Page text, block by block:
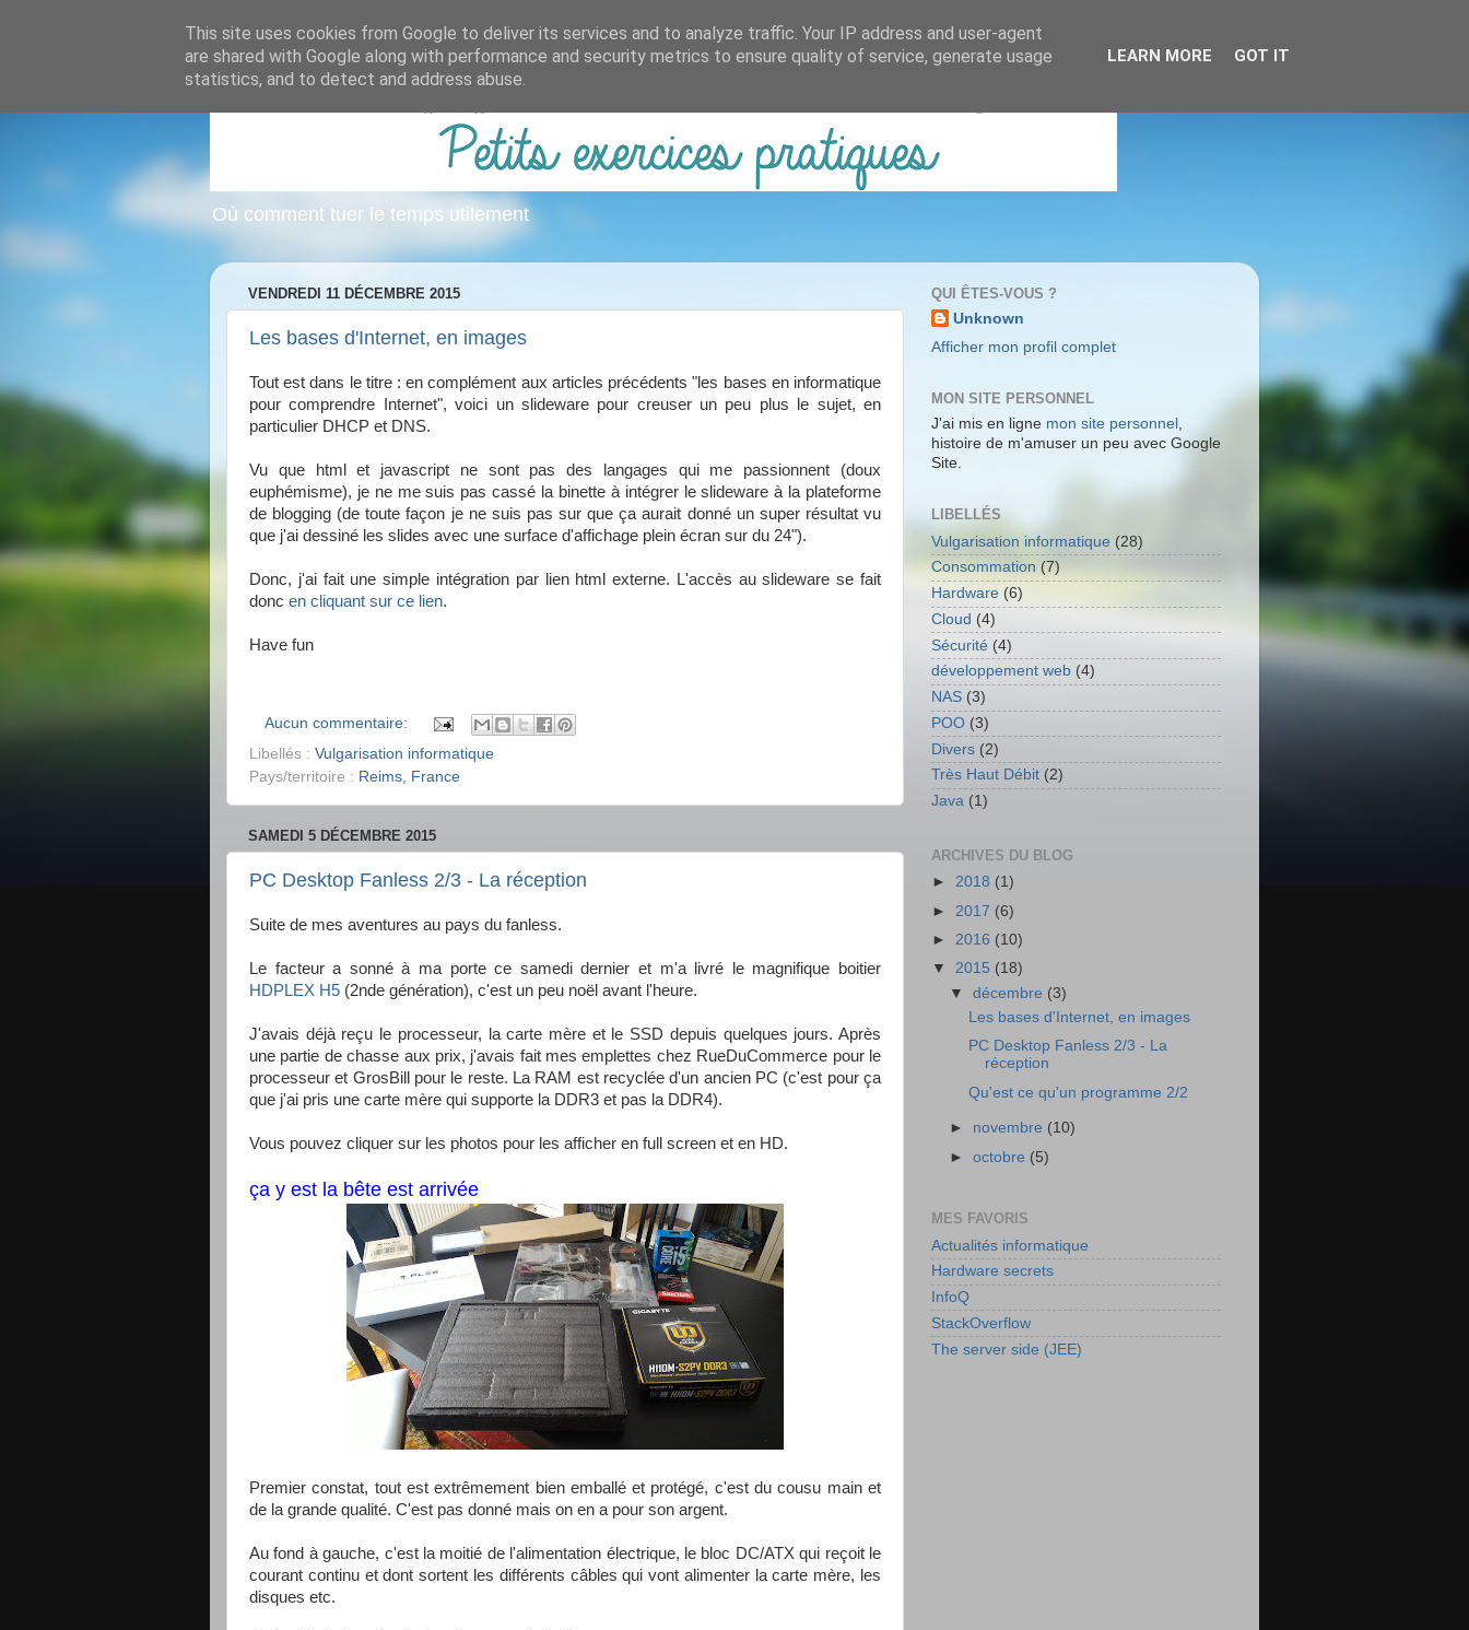
Où comment tuer le temps utilement
VENDREDI 11 DÉCEMBRE 2015
Les bases d'Internet, en images
Tout est dans le titre : en complément aux articles précédents "les bases en informatique
pour comprendre Internet", voici un slideware pour creuser un peu plus le sujet, en
particulier DHCP et DNS.
Vu que html et javascript ne sont pas des langages qui me passionnent (doux
euphémisme), je ne me suis pas cassé la binette à intégrer le slideware à la plateforme
de blogging (de toute façon je ne suis pas sur que ça aurait donné un super résultat vu
que j'ai dessiné les slides avec une surface d'affichage plein écran sur du 24").
Donc, j'ai fait une simple intégration par lien html externe. L'accès au slideware se fait
donc en cliquant sur ce lien.
Have fun
Aucun commentaire:
Libellés : Vulgarisation informatique
Pays/territoire : Reims, France
SAMEDI 5 DÉCEMBRE 2015
PC Desktop Fanless 2/3 - La réception
Suite de mes aventures au pays du fanless.
Le facteur a sonné à ma porte ce samedi dernier et m'a livré le magnifique boitier
HDPLEX H5 (2nde génération), c'est un peu noël avant l'heure.
J'avais déjà reçu le processeur, la carte mère et le SSD depuis quelques jours. Après
une partie de chasse aux prix, j'avais fait mes emplettes chez RueDuCommerce pour le
processeur et GrosBill pour le reste. La RAM est recyclée d'un ancien PC (c'est pour ça
que j'ai pris une carte mère qui supporte la DDR3 et pas la DDR4).
Vous pouvez cliquer sur les photos pour les afficher en full screen et en HD.
ça y est la bête est arrivée
Premier constat, tout est extrêmement bien emballé et protégé, c'est du cousu main et
de la grande qualité. C'est pas donné mais on en a pour son argent.
Au fond à gauche, c'est la moitié de l'alimentation électrique, le bloc DC/ATX qui reçoit le
courant continu et dont sortent les différents câbles qui vont alimenter la carte mère, les
disques etc.
QUI ÊTES-VOUS ?
Unknown
Afficher mon profil complet
MON SITE PERSONNEL
J'ai mis en ligne mon site personnel
histoire de m'amuser un peu avec Google
Site.
LIBELLÉS
Vulgarisation informatique (28)
Consommation (7)
Hardware (6)
Cloud (4)
Sécurité (4)
développement web (4)
NAS (3)
POO (3)
Divers (2)
Très Haut Débit (2)
Java (1)
ARCHIVES DU BLOG
► 2018 (1)
► 2017 (6)
► 2016 (10)
▼ 2015 (18)
▼décembre (3)
Les bases d'Internet, en images
PC Desktop Fanless 2/3 - La
réception
Qu'est ce qu'un programme 2/2
► novembre (10)
►octobre (5)
MES FAVORIS
Actualités informatique
Hardware secrets
InfoQ
StackOverflow
The server side (JEE)
This site uses cookies from Google to deliver its services and to analyze traffic. Your IP address and user-agent
are shared with Google along with performance and security metrics to ensure quality of service, generate usage
statistics, and to detect and address abuse.
LEARN MORE GOT IT